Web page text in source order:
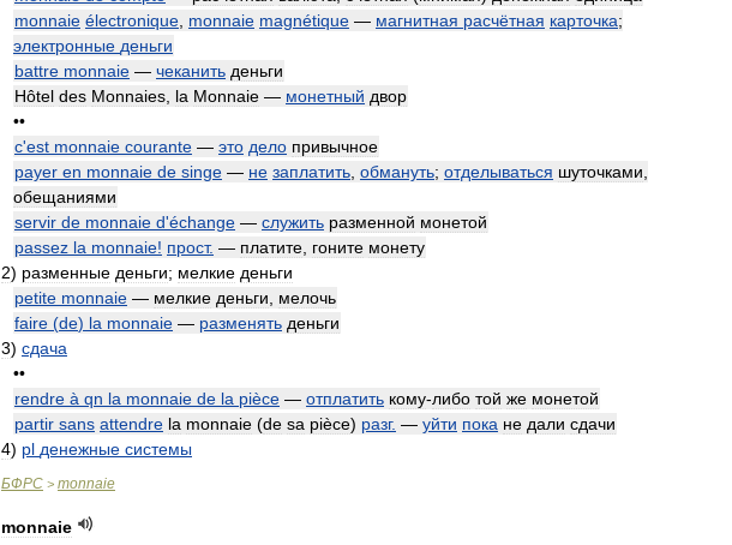
monnaie électronique monnaie magnétique — магнитная расчётная карточка;
электронные деньги
battre monnaie — чеканить деньги
Hôtel des Monnaies la Monnaie — монетный двор
••
c'est monnaie courante — это дело привычное
payer en monnaie de singe — не заплатить обмануть; отделываться шуточками
обещаниями
servir de monnaie d'échange — служить разменной монетой
passez la monnaie! прост. — платите гоните монету
2) разменные деньги; мелкие деньги
petite monnaie — мелкие деньги
мелочь
faire (de) la monnaie — разменять деньги
3) сдача
••
rendre à qn la monnaie de la pièce — отплатить кому-либо той же монетой
partir sans attendre la monnaie (de sa pièce) разг. — уйти пока не дали сдачи
4) pl денежные системы
БФРС > monnaie
monnaie